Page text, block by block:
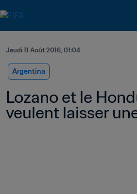
Jeudi 11 Août 2016, 01:04
Argentina
Lozano et le
veulent laisser